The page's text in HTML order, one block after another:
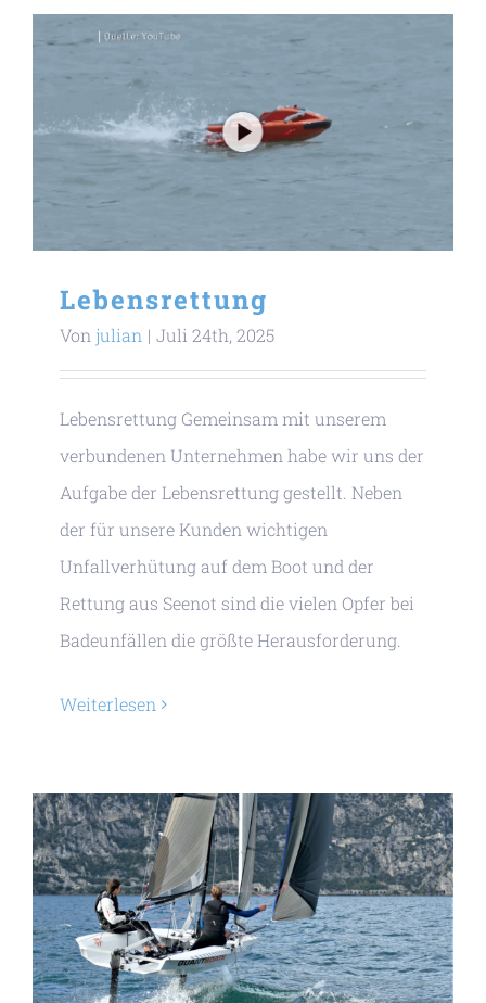
Lebensrettung
Von julian | Juli 24th, 2025
Lebensrettung Gemeinsam mit unserem
verbundenen Unternehmen habe wir uns der
Aufgabe der Lebensrettung gestellt. Neben
der für unsere Kunden wichtigen
Unfallverhütung auf dem Boot und der
Rettung aus Seenot sind die vielen Opfer bei
Badeunfällen die größte Herausforderung.
Weiterlesen